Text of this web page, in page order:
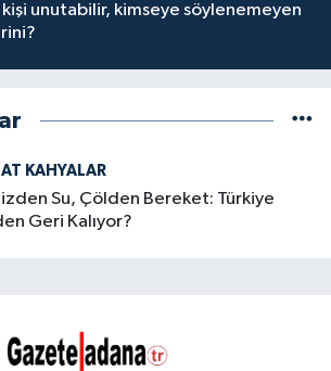
kişi unutabilir, kimseye söylenemeyen
KAHYALAR
Su, Çölden Bereket: Türkiye
Geri Kalıyor?